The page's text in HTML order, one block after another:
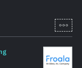
[fr-